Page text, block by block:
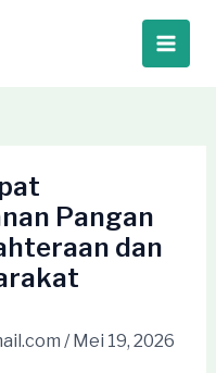
Main
Pangan
dan
/ Mei 19, 2026